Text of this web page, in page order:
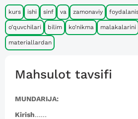
kurs ishi sinf va zamonaviy
o’quvchilari bilim ko’nikma malakalarini
materiallardan
Mahsulot tavsifi
MUNDARIJA:
Kirish……